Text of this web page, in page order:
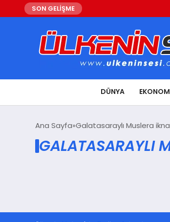
SON GELİŞME
DÜNYA
Ana Sayfa Galatasaraylı Muslera
GALATASARAYLI